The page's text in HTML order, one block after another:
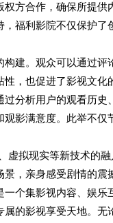
方合作，确保所提
福利影院不仅保护
建。观众可以通过
，也促进了影视文化
分析用户的观看历
影满意度。此举不
拟现实等新技术的
，亲身感受剧情的震
个集影视内容、娱
的影视享受天地。